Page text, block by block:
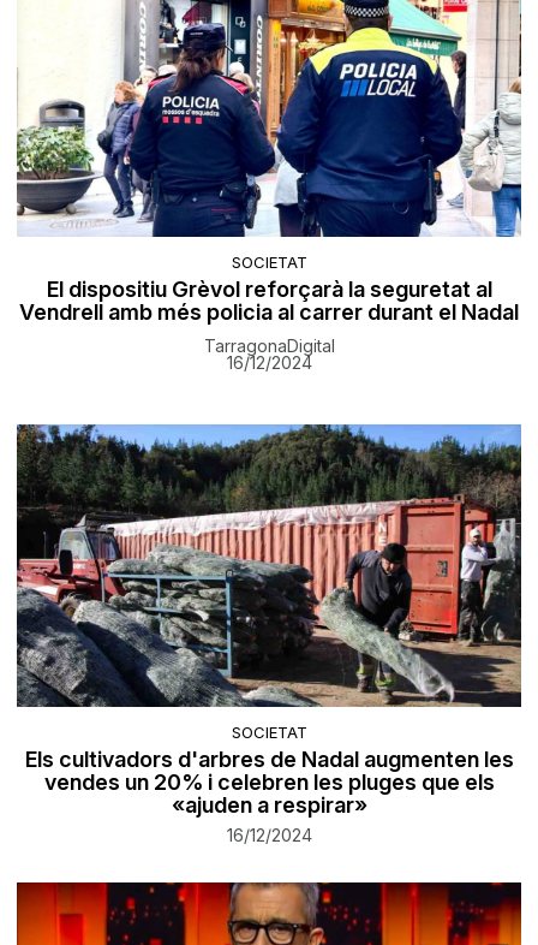
SOCIETAT
El dispositiu Grèvol reforçarà la seguretat al
Vendrell amb més policia al carrer durant el Nadal
TarragonaDigital
16/12/2024
SOCIETAT
Els cultivadors d'arbres de Nadal augmenten les
vendes un 20% i celebren les pluges que els
«ajuden a respirar»
16/12/2024